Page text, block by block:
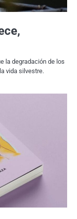
la degradación de los
vida silvestre.